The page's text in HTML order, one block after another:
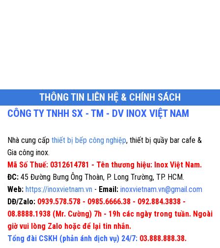
THÔNG TIN LIÊN HỆ & CHÍNH SÁCH
CÔNG TY TNHH SX - TM - DV INOX VIỆT NAM
Nhà cung cấp thiết bị bếp công nghiệp, thiết bị quầy bar cafe &
Gia công inox.
Mã Số Thuế: 0312614781 - Tên thương hiệu: Inox Việt Nam.
ĐC: 45 Đường Bưng Ông Thoàn, P. Long Trường, TP. HCM.
Web: https://inoxvietnam.vn - Email: inoxvietnam.vn@gmail.com
DĐ/Zalo: 0939.578.578 - 0985.6666.38 - 092.884.3838 -
08.8888.1938 (Mr. Cường) 7h - 19h các ngày trong tuần. Ngoài
giờ vui lòng Zalo hoặc để lại tin nhắn.
Tổng đài CSKH (phản ánh dịch vụ) 24/7: 03.888.888.38.